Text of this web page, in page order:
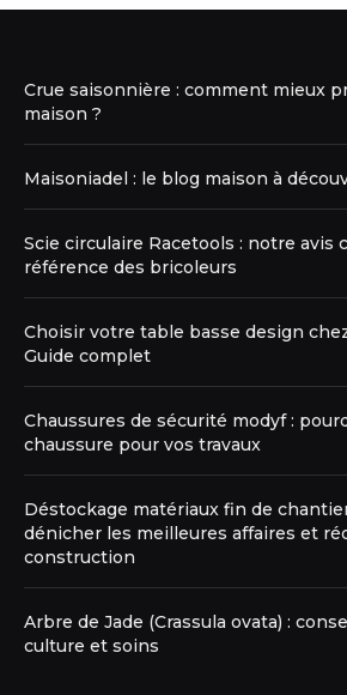
Crue saisonnière : comment mieux
maison ?
Maisoniadel : le blog maison à
Scie circulaire Racetools : notre avis
référence des bricoleurs
Choisir votre table basse design
Guide complet
Chaussures de sécurité modyf :
chaussure pour vos travaux
Déstockage matériaux fin de
dénicher les meilleures affaires et
construction
Arbre de Jade (Crassula ovata) :
culture et soins